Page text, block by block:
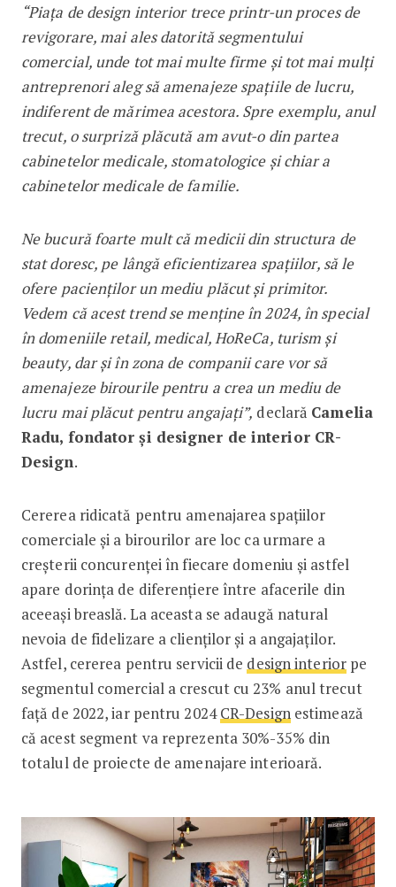
“Piața de design interior trece printr-un proces de
revigorare, mai ales datorită segmentului
comercial, unde tot mai multe firme și tot mai mulți
antreprenori aleg să amenajeze spațiile de lucru,
indiferent de mărimea acestora. Spre exemplu, anul
trecut, o surpriză plăcută am avut-o din partea
cabinetelor medicale, stomatologice și chiar a
cabinetelor medicale de familie.
Ne bucură foarte mult că medicii din structura de
stat doresc, pe lângă eficientizarea spațiilor, să le
ofere pacienților un mediu plăcut și primitor.
Vedem că acest trend se menține în 2024, în special
în domeniile retail, medical, HoReCa, turism și
beauty, dar și în zona de companii care vor să
amenajeze birourile pentru a crea un mediu de
lucru mai plăcut pentru angajați”, declară Camelia
Radu, fondator și designer de interior CR-
Design.
Cererea ridicată pentru amenajarea spațiilor
comerciale și a birourilor are loc ca urmare a
creșterii concurenței în fiecare domeniu și astfel
apare dorința de diferențiere între afacerile din
aceeași breaslă. La aceasta se adaugă natural
nevoia de fidelizare a clienților și a angajaților.
Astfel, cererea pentru servicii de design interiorpe
segmentul comercial a crescut cu 23% anul trecut
față de 2022, iar pentru 2024CR-Designestimează
că acest segment va reprezenta 30%-35% din
totalul de proiecte de amenajare interioară.